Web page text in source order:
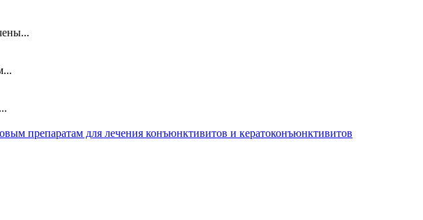
препаратам для лечения конъюнктивитов и кератоконъюнктивитов